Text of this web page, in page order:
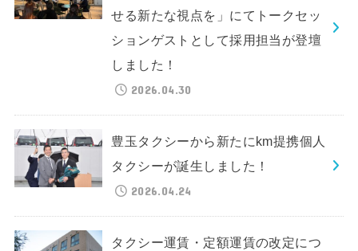
せる新たな視点を」にてトークセッ
ションゲストとして採用担当が登壇
しました！
2026.04.30
豊玉タクシーから新たにkm提携個人
タクシーが誕生しました！
2026.04.24
タクシー運賃・定額運賃の改定につ